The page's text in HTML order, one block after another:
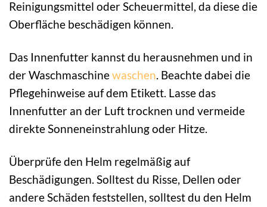
Reinigungsmittel oder Scheuermittel, da diese die
Oberfläche beschädigen können.
Das Innenfutter kannst du herausnehmen und in
der Waschmaschinewaschen . Beachte dabei die
Pflegehinweise auf dem Etikett. Lasse das
Innenfutter an der Luft trocknen und vermeide
direkte Sonneneinstrahlung oder Hitze.
Überprüfe den Helm regelmäßig auf
Beschädigungen. Solltest du Risse, Dellen oder
andere Schäden feststellen, solltest du den Helm